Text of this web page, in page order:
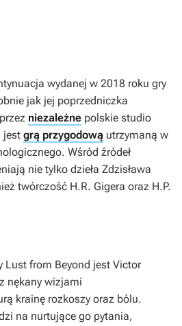
wydanej w 2018 roku gry
jak jej poprzedniczka
niezależne polskie studio
jest grą przygodową utrzymaną w
Wśród źródeł
nie tylko dzieła Zdzisława
twórczość H.R. Gigera oraz H.P.
Lust from Beyond jest Victor
nękany wizjami
krainę rozkoszy oraz bólu.
na nurtujące go pytania,